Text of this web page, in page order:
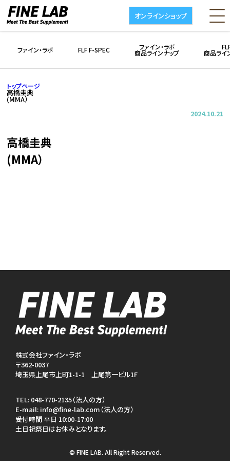
オンラインショップ
ファイン・ラボ FLF F-SPEC ファイン・ラボ
商品ラインナップ 商品ライ
トップページ
高橋圭典
(MMA）
2024.10.21
高橋圭典
(MMA）
株式会社ファイン・ラボ
〒362-0037
埼玉県上尾市上町1-1-1 上尾第一ビル1F
TEL: 048-770-2135（法人の方）
E-mail: info@fine-lab.com（法人の方）
受付時間 平日 10:00-17:00
土日祝祭日はお休みとなります。
© FINE LAB. All Right Reserved.